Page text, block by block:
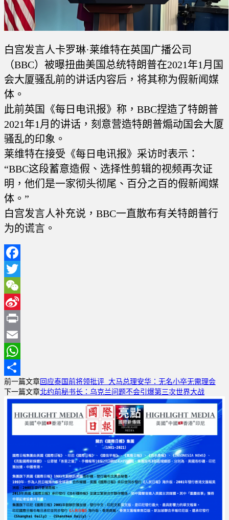
白宫发言人卡罗琳·莱维特在英国广播公司
（BBC）被曝扭曲美国总统特朗普在2021年1月国
会大厦骚乱前的讲话内容后，将其称为假新闻媒
体。
此前英国《每日电讯报》称，BBC捏造了特朗普
2021年1月的讲话，刻意营造特朗普煽动国会大厦
骚乱的印象。
莱维特在接受《每日电讯报》采访时表示：
“BBC这段蓄意造假、选择性剪辑的视频再次证
明，他们是一家彻头彻尾、百分之百的假新闻媒
体。”
白宫发言人补充说，BBC一直散布有关特朗普行
为的谎言。
Facebook
Twitter
WeChat
Sina
Weibo
Print
Email
WhatsApp
分
享
前一篇文章 回应泰国前将领批评 大马总理安华：无名小卒无需理会
下一篇文章北约前秘书长：乌克兰问题不会引爆第三次世界大战